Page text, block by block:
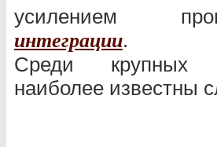
усилением
интеграции.
Среди
наиболее известны